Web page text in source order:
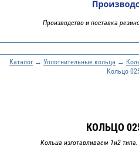
Производство и поставка
Каталог→ Уплотнительные кольца →
Кольцо
КОЛЬЦО
Кольца изготавливаем 1и2